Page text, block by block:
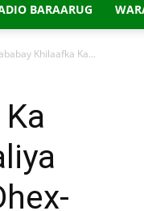
BARAARUG
Khilaafka Ka...